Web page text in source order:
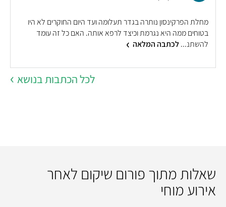
מחלת הפרקינסון נותרה בגדר תעלומה ועד היום החוקרים לא היו
בטוחים ממה היא נגרמת וכיצד לרפא אותה. האם כל זה עומד
להשתנ...לכתבה המלאה
לכל הכתבות בנושא
שאלות מתוך פורום שיקום לאחר
אירוע מוחי